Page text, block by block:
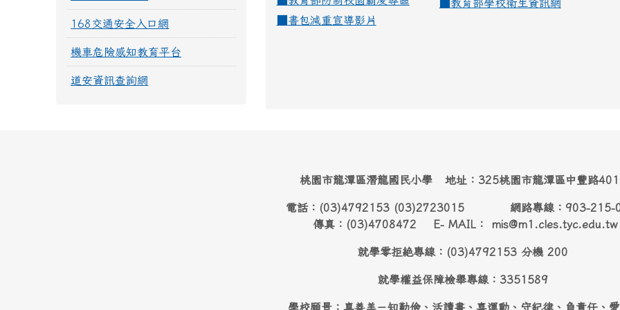
教育部學校衛生資訊網
書包減重宣導影片
168交通安全入口網
機車危險感知教育平台
道安資訊查詢網
桃園市龍潭區潛龍國民小學 地址：325桃園市龍潭區中豐路
電話：(03)4792153 (03)2723015 網路專線：903-215-
傳真：(03)4708472 E- MAIL： mis@m1.cles.tyc.edu.tw
就學零拒絶專線：(03)4792153 分機 200
就學權益保障檢舉專線：3351589
學校願景：真善美－知勤儉、活讀書、喜運動、守紀律、負責任、